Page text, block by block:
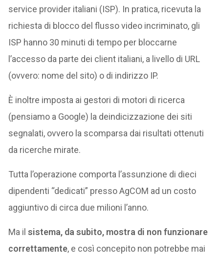
service provider italiani (ISP). In pratica, ricevuta la
richiesta di blocco del flusso video incriminato, gli
ISP hanno 30 minuti di tempo per bloccarne
l’accesso da parte dei client italiani, a livello di URL
(ovvero: nome del sito) o di indirizzo IP.
È inoltre imposta ai gestori di motori di ricerca
(pensiamo a Google) la deindicizzazione dei siti
segnalati, ovvero la scomparsa dai risultati ottenuti
da ricerche mirate.
Tutta l’operazione comporta l’assunzione di dieci
dipendenti “dedicati” presso AgCOM ad un costo
aggiuntivo di circa due milioni l’anno.
Ma ilsistema, da subito, mostra di non funzionare
correttamente, e così concepito non potrebbe mai